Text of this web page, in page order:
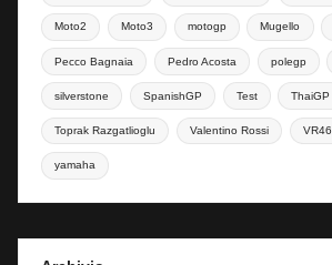
Moto2 Moto3 motogp Mugello
Pecco Bagnaia Pedro Acosta polegp
silverstone SpanishGP Test ThaiGP
Toprak Razgatlioglu Valentino Rossi VR46
yamaha